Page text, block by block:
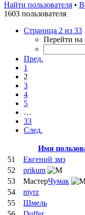
Найти пользователя •
1603 пользователя
Страница 2 из 33
Перейти на
Пред.
1
2
3
4
5
…
33
След.
Имя
51
Евгений змз
52
prikum
53
МастерЧумак
54
myrz
55
Шмель